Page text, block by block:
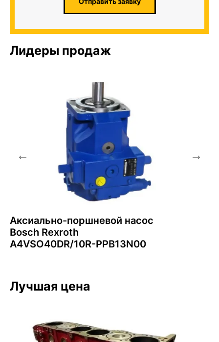
Лидеры продаж
Аксиально-поршневой насос
Bosch Rexroth
A4VSO40DR/10R-PPB13N00
Лучшая цена